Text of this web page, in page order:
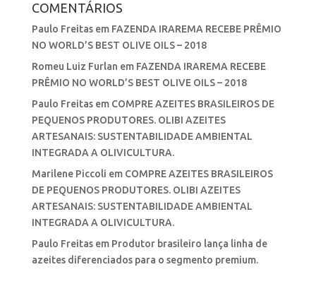
COMENTÁRIOS
Paulo Freitasem FAZENDA IRAREMA RECEBE PRÊMIO
NO WORLD’S BEST OLIVE OILS – 2018
Romeu Luiz Furlan em FAZENDA IRAREMA RECEBE
PRÊMIO NO WORLD’S BEST OLIVE OILS – 2018
Paulo Freitasem COMPRE AZEITES BRASILEIROS DE
PEQUENOS PRODUTORES. OLIBI AZEITES
ARTESANAIS: SUSTENTABILIDADE AMBIENTAL
INTEGRADA A OLIVICULTURA.
Marilene Piccoli em COMPRE AZEITES BRASILEIROS
DE PEQUENOS PRODUTORES. OLIBI AZEITES
ARTESANAIS: SUSTENTABILIDADE AMBIENTAL
INTEGRADA A OLIVICULTURA.
Paulo Freitasem Produtor brasileiro lança linha de
azeites diferenciados para o segmento premium.